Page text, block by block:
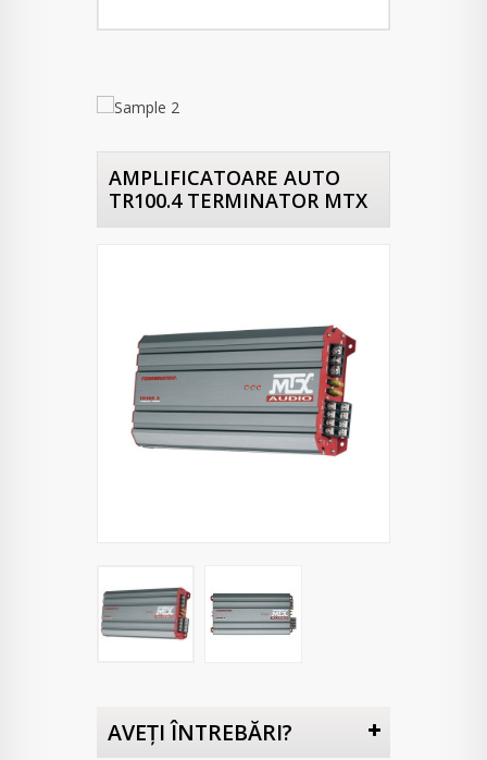
AMPLIFICATOARE AUTO
TR100.4 TERMINATOR MTX
AVEŢI ÎNTREBĂRI?